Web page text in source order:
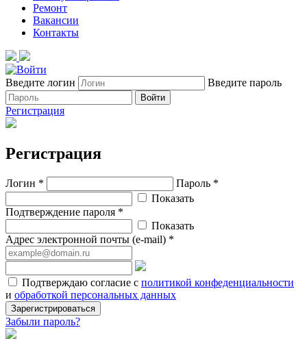
Ремонт
Вакансии
Контакты
Введите логин Введите пароль
Войти
Регистрация
Регистрация
Логин *
Пароль *
Показать
Подтверждение пароля *
Показать
Адрес электронной почты (e-mail) *
Подтверждаю согласие с политикой конфеденциальности
и обработкой персональных данных
Зарегистрироваться
Забыли пароль?